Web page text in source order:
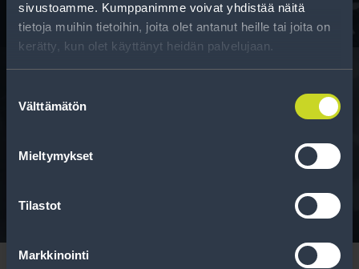
sivustoamme. Kumppanimme voivat yhdistää näitä
tietoja muihin tietoihin, joita olet antanut heille tai joita on
kerätty, kun olet käyttänyt heidän palvelujaan.
valinta
Välttämätön
Mieltymykset
Tilastot
Markkinointi
Tavallisen ihmisen tietoa merkinnöistä, renkaista ja